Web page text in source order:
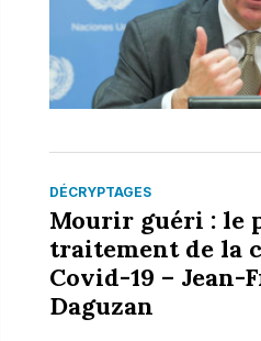
DÉCRYPTAGES
Mourir guéri : le
traitement de la
Covid-19 – Jean-
Daguzan